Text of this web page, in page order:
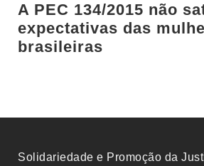
A PEC 134/2015 não
expectativas das
brasileiras
Solidariedade e Promoção da